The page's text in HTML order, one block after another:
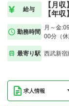
給与
【月
【年
勤務時間
月～金
00分（休
最寄り駅 西武新宿
求人情報